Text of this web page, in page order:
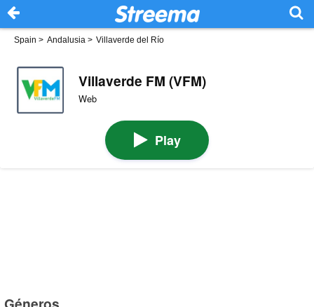
Spain > Andalusia > Villaverde del Río
Villaverde FM (VFM)
Web
Play